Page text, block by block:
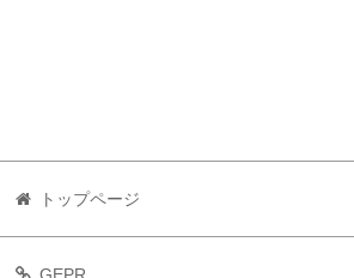
トップページ